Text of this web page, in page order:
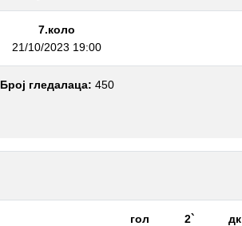
7.коло
21/10/2023 19:00
Број гледалаца: 450
гол 2` дк